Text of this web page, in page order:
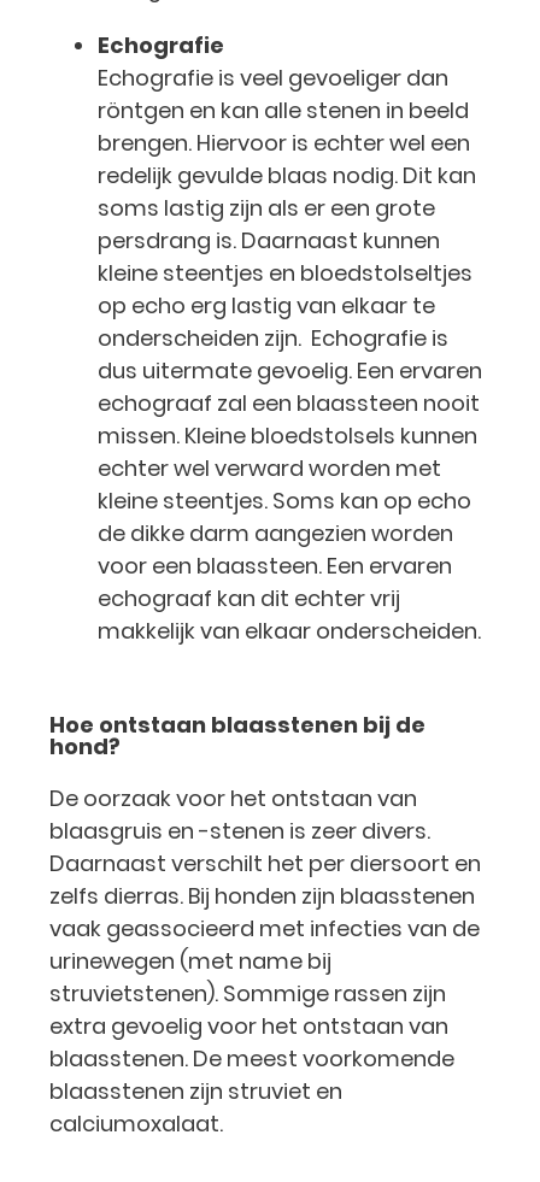
Echografie
Echografie is veel gevoeliger dan
röntgen en kan alle stenen in beeld
brengen. Hiervoor is echter wel een
redelijk gevulde blaas nodig. Dit kan
soms lastig zijn als er een grote
persdrang is. Daarnaast kunnen
kleine steentjes en bloedstolseltjes
op echo erg lastig van elkaar te
onderscheiden zijn. Echografie is
dus uitermate gevoelig. Een ervaren
echograaf zal een blaassteen nooit
missen. Kleine bloedstolsels kunnen
echter wel verward worden met
kleine steentjes. Soms kan op echo
de dikke darm aangezien worden
voor een blaassteen. Een ervaren
echograaf kan dit echter vrij
makkelijk van elkaar onderscheiden.
Hoe ontstaan blaasstenen bij de
hond?
De oorzaak voor het ontstaan van
blaasgruis en -stenen is zeer divers.
Daarnaast verschilt het per diersoort en
zelfs dierras. Bij honden zijn blaasstenen
vaak geassocieerd met infecties van de
urinewegen (met name bij
struvietstenen). Sommige rassen zijn
extra gevoelig voor het ontstaan van
blaasstenen. De meest voorkomende
blaasstenen zijn struviet en
calciumoxalaat.